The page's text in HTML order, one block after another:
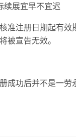
续展宜早不宜迟
准注册日期起有
被宣告无效。
成功后并不是一劳